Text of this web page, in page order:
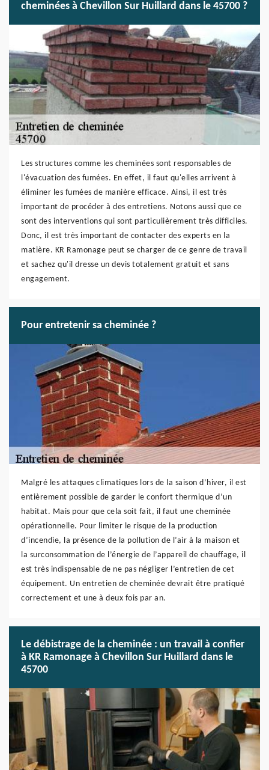
cheminées à Chevillon Sur Huillard dans le 45700 ?
Les structures comme les cheminées sont responsables de
l'évacuation des fumées. En effet, il faut qu'elles arrivent à
éliminer les fumées de manière efficace. Ainsi, il est très
important de procéder à des entretiens. Notons aussi que ce
sont des interventions qui sont particulièrement très difficiles.
Donc, il est très important de contacter des experts en la
matière. KR Ramonage peut se charger de ce genre de travail
et sachez qu'il dresse un devis totalement gratuit et sans
engagement.
Pour entretenir sa cheminée ?
Malgré les attaques climatiques lors de la saison d’hiver, il est
entièrement possible de garder le confort thermique d’un
habitat. Mais pour que cela soit fait, il faut une cheminée
opérationnelle. Pour limiter le risque de la production
d’incendie, la présence de la pollution de l’air à la maison et
la surconsommation de l’énergie de l’appareil de chauffage, il
est très indispensable de ne pas négliger l’entretien de cet
équipement. Un entretien de cheminée devrait être pratiqué
correctement et une à deux fois par an.
Le débistrage de la cheminée : un travail à confier
à KR Ramonage à Chevillon Sur Huillard dans le
45700